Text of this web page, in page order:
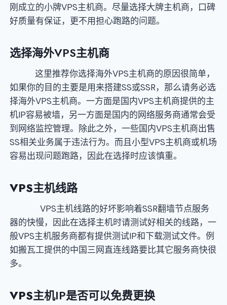
刚成立的小牌VPS主机商。尽量选择大牌主机商，口碑
好质量有保证，更不用担心跑路的问题。
选择海外VPS主机商
这里推荐你选择海外VPS主机商的原因很简单，
如果你的目的主要是用来搭建SS或SSR，那么请务必选
择海外VPS主机商。一方面是国内VPS主机商提供的主
机IP容易被墙，另一方面是国内的网络服务商通常会受
到网络监控管理。除此之外，一些国内VPS主机商出售
SS相关业务属于违法行为。而且小型VPS主机商或机场
容易出现问题跑路，因此在选择时应该慎重。
VPS主机线路
VPS主机线路的好坏影响着SSR翻墙节点服务
器的快慢，因此在选择主机时请测试好相关的线路，一
般VPS主机服务商都有提供测试IP和下载测试文件。例
如搬瓦工提供的中国三网直连线路要比其它服务商快很
多。
VPS主机IP是否可以免费更换